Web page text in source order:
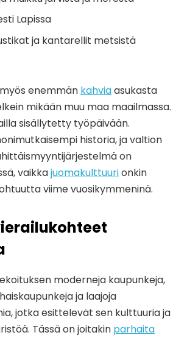
Lapissa
ja kantarellit metsistä
enemmän kahviaasukasta
mikään muu maa maailmassa.
sisällytetty työpäivään.
historia, ja valtion
on
vaikkajuomakulttuurionkin
viime vuosikymmeninä.
moderneja kaupunkeja,
ja laajoja
jotka esittelevät sen kulttuuria ja
Tässä on joitakin parhaita